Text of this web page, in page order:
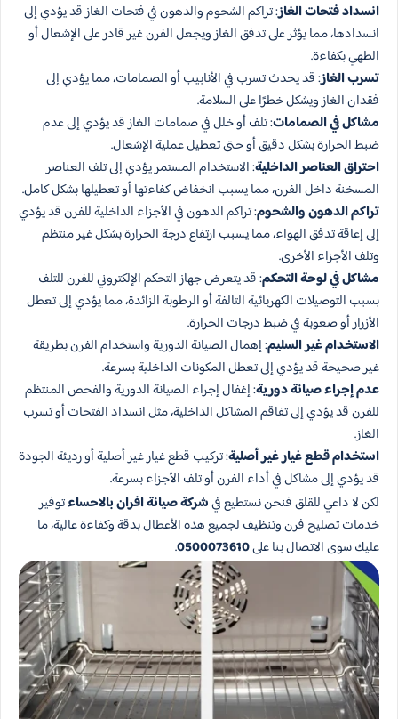
انسداد فتحات الغاز: تراكم الشحوم والدهون في فتحات الغاز قد يؤدي إلى
انسدادها، مما يؤثر على تدفق الغاز ويجعل الفرن غير قادر على الإشعال أو
الطهي بكفاءة.
تسرب الغاز: قد يحدث تسرب في الأنابيب أو الصمامات، مما يؤدي إلى
فقدان الغاز ويشكل خطرًا على السلامة.
مشاكل في الصمامات: تلف أو خلل في صمامات الغاز قد يؤدي إلى عدم
ضبط الحرارة بشكل دقيق أو حتى تعطيل عملية الإشعال.
احتراق العناصر الداخلية: الاستخدام المستمر يؤدي إلى تلف العناصر
المسخنة داخل الفرن، مما يسبب انخفاض كفاءتها أو تعطيلها بشكل كامل.
تراكم الدهون والشحوم: تراكم الدهون في الأجزاء الداخلية للفرن قد يؤدي
إلى إعاقة تدفق الهواء، مما يسبب ارتفاع درجة الحرارة بشكل غير منتظم
وتلف الأجزاء الأخرى.
مشاكل في لوحة التحكم: قد يتعرض جهاز التحكم الإلكتروني للفرن للتلف
بسبب التوصيلات الكهربائية التالفة أو الرطوبة الزائدة، مما يؤدي إلى تعطل
الأزرار أو صعوبة في ضبط درجات الحرارة.
الاستخدام غير السليم: إهمال الصيانة الدورية واستخدام الفرن بطريقة
غير صحيحة قد يؤدي إلى تعطل المكونات الداخلية بسرعة.
عدم إجراء صيانة دورية: إغفال إجراء الصيانة الدورية والفحص المنتظم
للفرن قد يؤدي إلى تفاقم المشاكل الداخلية، مثل انسداد الفتحات أو تسرب
الغاز.
استخدام قطع غيار غير أصلية: تركيب قطع غيار غير أصلية أو رديئة الجودة
قد يؤدي إلى مشاكل في أداء الفرن أو تلف الأجزاء بسرعة.
لكن لا داعي للقلق فنحن نستطيع فيشركة صيانة افران بالاحساءتوفير
خدمات تصليح فرن وتنظيف لجميع هذه الأعطال بدقة وكفاءة عالية، ما
عليك سوى الاتصال بنا على0500073610
.